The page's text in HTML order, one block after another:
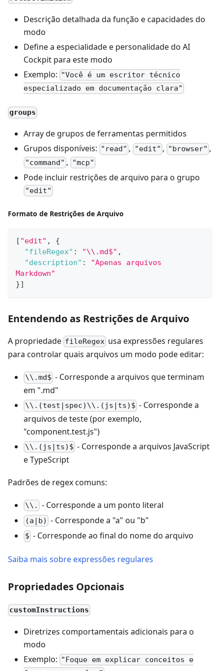
Descrição detalhada da função e capacidades do
modo
Define a especialidade e personalidade do AI
Cockpit para este modo
Exemplo: "Você é um escritor técnico
especializado em documentação clara"
groups
Array de grupos de ferramentas permitidos
Grupos disponíveis: "read" , "edit" , "browser" ,
"command" , "mcp"
Pode incluir restrições de arquivo para o grupo
"edit"
Formato de Restrições de Arquivo
[ "edit" ,
{
"fileRegex" : "\\.md$" ,
"description" :
"Apenas arquivos
Markdown"
}]
Entendendo as Restrições de Arquivo
A propriedade fileRegex usa expressões regulares
para controlar quais arquivos um modo pode editar:
\\.md$ - Corresponde a arquivos que terminam
em ".md"
\\.(test|spec)\\.(js|ts)$ - Corresponde a
arquivos de teste (por exemplo,
"component.test.js")
\\.(js|ts)$ - Corresponde a arquivos JavaScript
e TypeScript
Padrões de regex comuns:
\\. - Corresponde a um ponto literal
(a|b) - Corresponde a "a" ou "b"
$ - Corresponde ao final do nome do arquivo
Saiba mais sobre expressões regulares
Propriedades Opcionais
customInstructions
Diretrizes comportamentais adicionais para o
modo
Exemplo: "Foque em explicar conceitos e